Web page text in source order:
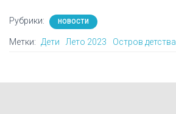
Рубрики: НОВОСТИ
Метки: Дети Лето 2023 Остров детства